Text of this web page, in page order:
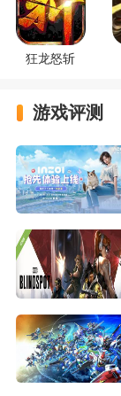
狂龙怒斩
游戏评测